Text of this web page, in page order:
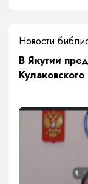
Новости
В Якутии